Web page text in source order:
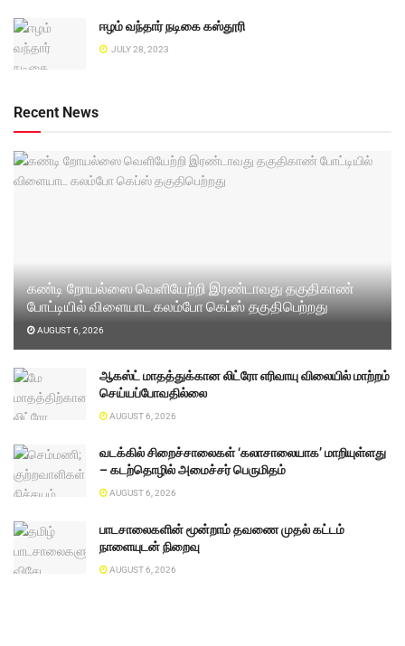
ஈழம் வந்தார் நடிகை கஸ்தூரி
JULY 28, 2023
Recent News
கண்டி றோயல்ஸை வெளியேற்றி இரண்டாவது தகுதிகாண்
போட்டியில் விளையாட கலம்போ கெப்ஸ் தகுதிபெற்றது
AUGUST 6, 2026
ஆகஸ்ட் மாதத்துக்கான லிட்ரோ எரிவாயு விலையில் மாற்றம்
செய்யப்போவதில்லை
AUGUST 6, 2026
வடக்கில் சிறைச்சாலைகள் ‘கலாசாலையாக’ மாறியுள்ளது
– கடற்தொழில் அமைச்சர் பெருமிதம்
AUGUST 6, 2026
பாடசாலைகளின் மூன்றாம் தவணை முதல் கட்டம்
நாளையுடன் நிறைவு
AUGUST 6, 2026